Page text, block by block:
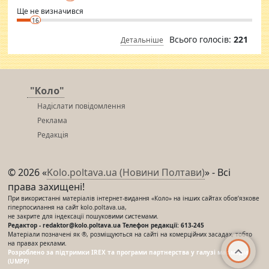
Ще не визначився
16
Детальніше Всього голосів: 221
"Коло"
Надіслати повідомлення
Реклама
Редакція
© 2026 «Kolo.poltava.ua (Новини Полтави)» - Всі
права захищені!
При використанні матеріалів інтернет-видання «Коло» на інших сайтах обов’язкове
гіперпосилання на сайт kolo.poltava.ua,
не закрите для індексації пошуковими системами.
Редактор - redaktor@kolo.poltava.ua Телефон редакції: 613-245
Матеріали позначені як ®, розміщуються на сайті на комерційних засадах, тобто
на правах реклами.
Розроблено за підтримки IREX та програми партнерства у галузі мас-медіа
(UMPP)